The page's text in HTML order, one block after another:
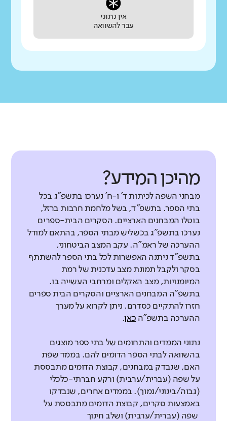
אין נתוני
עבר להשוואה
מהיכן המידע?
מבחני השפה לכיתות ד' ו-ח' נערכו בתשפ"ג בכל
בתי הספר. בתשפ"ד, בשל מלחמת חרבות ברזל,
בוטלו המבחנים הארציים. הסקרים הבית-ספרים
נערכו בתשפ"ג בכשליש מבתי הספר, בהתאם למודל
ההערכה של ראמ"ה. עקב המצב הביטחוני,
בתשפ"ד ניתנה האפשרות לכל בתי הספר להשתתף
בסקר ולקבל תמונת מצב עדכנית של רמת
המיומנויות, מצב האקלים ומרחבי העשייה בו.
בתשפ"ה המבחנים הארציים והסקרים הבית ספרים
חזרו להתקיים כסדרם. ניתן לקרוא על מערך
ההערכה בתשפ"ה כאן.
נתוני הממדים והתחומים של בתי ספר מוצגים
בהשוואה לבתי הספר הדומים להם. בממד שפת
האם, שנבדק במבחנים, קבוצת הדומים מתבססת
על שפה (עברית/ערבית) ורקע חברתי-כלכלי
(גבוה/בינוני/נמוך). בממדים אחרים, שנבדקו
באמצעות סקרים, קבוצת הדומים מתבססת על
שפה (עברית/ערבית) ושלב חינוך